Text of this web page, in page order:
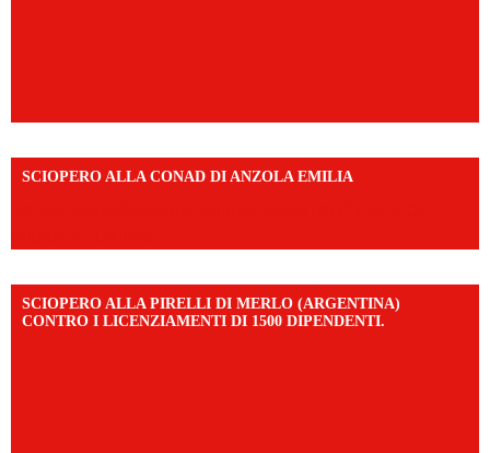
SCIOPERO ALLA CONAD DI ANZOLA EMILIA
SCIOPERO ALLA PIRELLI DI MERLO (ARGENTINA)
CONTRO I LICENZIAMENTI DI 1500 DIPENDENTI.